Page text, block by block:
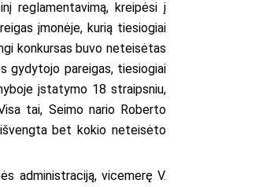
reglamentavimą, kreipėsi į
įmonėje, kurią tiesiogiai
konkursas buvo neteisėtas
gydytojo pareigas, tiesiogiai
įstatymo 18 straipsniu,
tai, Seimo nario Roberto
bet kokio neteisėto
administraciją, vicemerę V.